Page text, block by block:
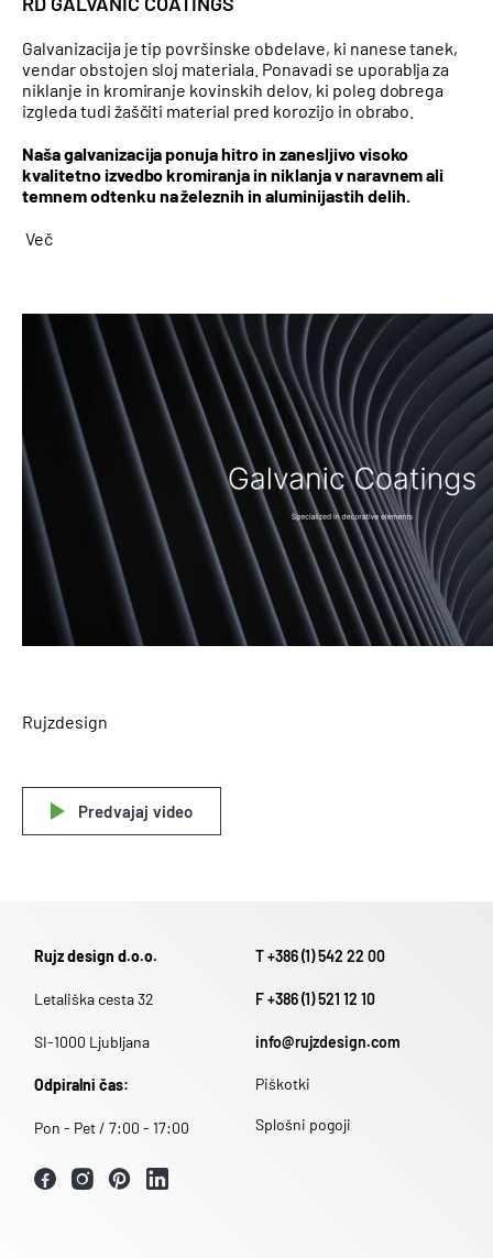
Galvanizacija je tip površinske obdelave, ki nanese tanek,
vendar obstojen sloj materiala. Ponavadi se uporablja za
niklanje in kromiranje kovinskih delov, ki poleg dobrega
izgleda tudi žaščiti material pred korozijo in obrabo.
Naša galvanizacija ponuja hitro in zanesljivo visoko
kvalitetno izvedbo kromiranja in niklanja v naravnem ali
temnem odtenku na železnih in aluminijastih delih.
Več
Rujzdesign
Predvajaj video
Rujz design d.o.o.
Letališka cesta 32
SI-1000 Ljubljana
Odpiralni čas:
Pon - Pet / 7:00 - 17:00
T +386 (1) 542 22 00
F +386 (1) 521 12 10
info@rujzdesign.com
Piškotki
Splošni pogoji